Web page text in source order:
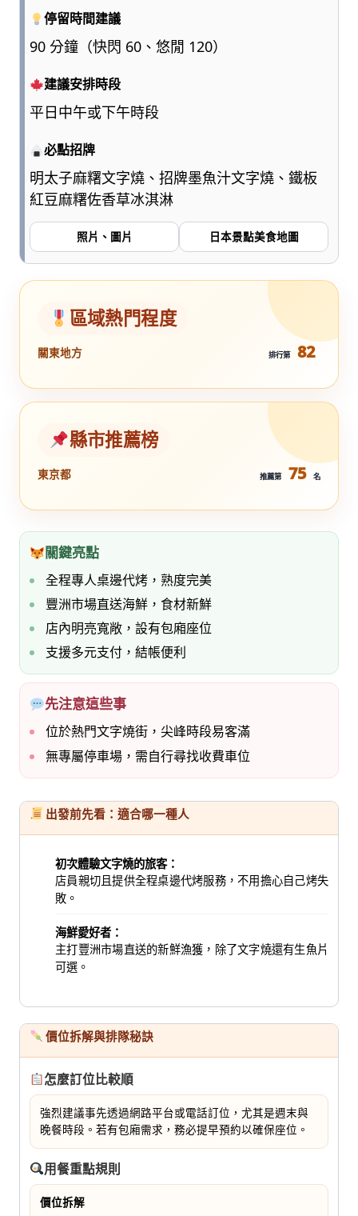
停留時間建議
90 分鐘（快閃 60、悠閒 120）
建議安排時段
平日中午或下午時段
必點招牌
明太子麻糬文字燒、招牌墨魚汁文字燒、鐵板
紅豆麻糬佐香草冰淇淋
照片、圖片 日本景點美食地圖
區域熱門程度
關東地方 排行第 82
縣市推薦榜
東京都 推薦第 75 名
關鍵亮點
全程專人桌邊代烤，熟度完美
豐洲市場直送海鮮，食材新鮮
店內明亮寬敞，設有包廂座位
支援多元支付，結帳便利
先注意這些事
位於熱門文字燒街，尖峰時段易客滿
無專屬停車場，需自行尋找收費車位
出發前先看：適合哪一種人
初次體驗文字燒的旅客：
店員親切且提供全程桌邊代烤服務，不用擔心自己烤失
敗。
海鮮愛好者：
主打豐洲市場直送的新鮮漁獲，除了文字燒還有生魚片
可選。
價位拆解與排隊秘訣
怎麼訂位比較順
強烈建議事先透過網路平台或電話訂位，尤其是週末與
晚餐時段。若有包廂需求，務必提早預約以確保座位。
用餐重點規則
價位拆解